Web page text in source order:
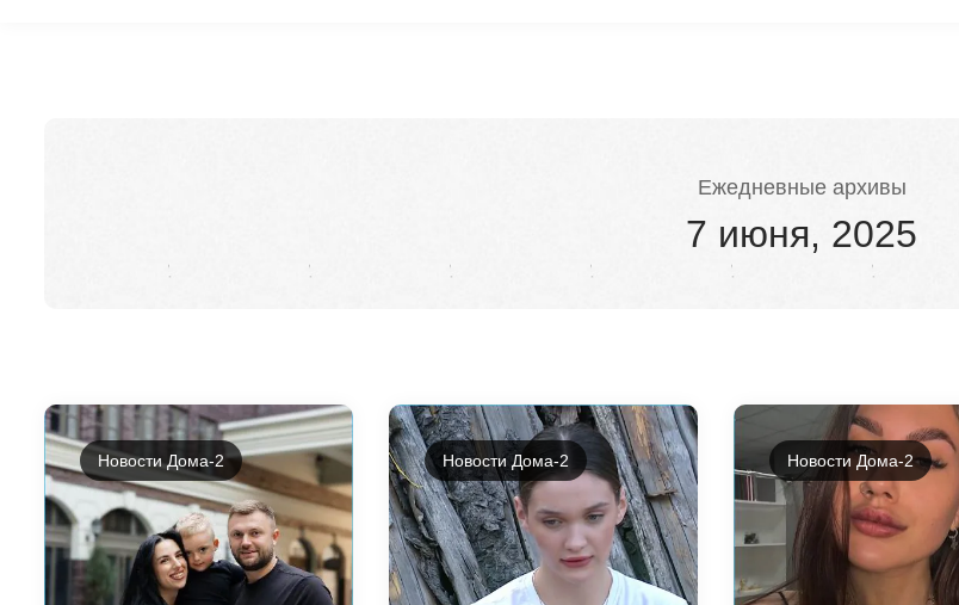
Ежедневные архивы
7 июня, 2025
Новости Дома-2 Новости Дома-2 Новости Дома-2